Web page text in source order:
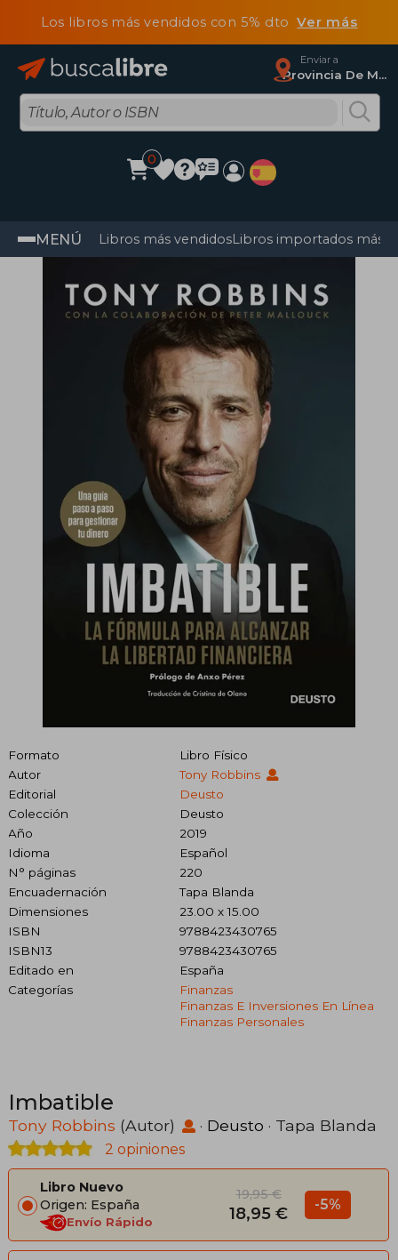
Los libros más vendidos con 5% dtoVer más
Enviar a
Provincia De Madrid
0
MENÚ Libros más vendidosLibros importados más
Formato
Libro Físico
Autor
Tony Robbins
Editorial
Deusto
Colección
Deusto
Año
2019
Idioma
Español
N° páginas
220
Encuadernación
Tapa Blanda
Dimensiones
23.00 x 15.00
ISBN
9788423430765
ISBN13
9788423430765
Editado en
España
Categorías
Finanzas
Finanzas E Inversiones En Línea
Finanzas Personales
Imbatible
Tony Robbins (Autor) · Deusto · Tapa Blanda
2 opiniones
Libro Nuevo
Origen: España
Envío Rápido
19,95 €
18,95 € -5%